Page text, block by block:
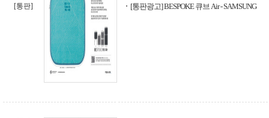
[통판]
[통판광고] BESPOKE 큐브 Air - SAMSUNG